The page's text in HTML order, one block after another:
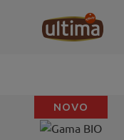
NOVO